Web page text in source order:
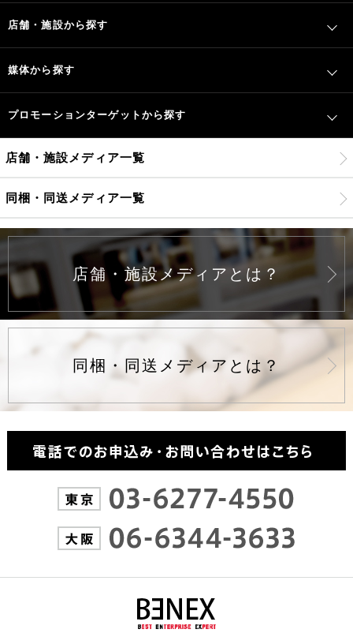
店舗・施設から探す
媒体から探す
プロモーションターゲットから探す
店舗・施設メディア一覧
同梱・同送メディア一覧
店舗・施設メディアとは？
同梱・同送メディアとは？